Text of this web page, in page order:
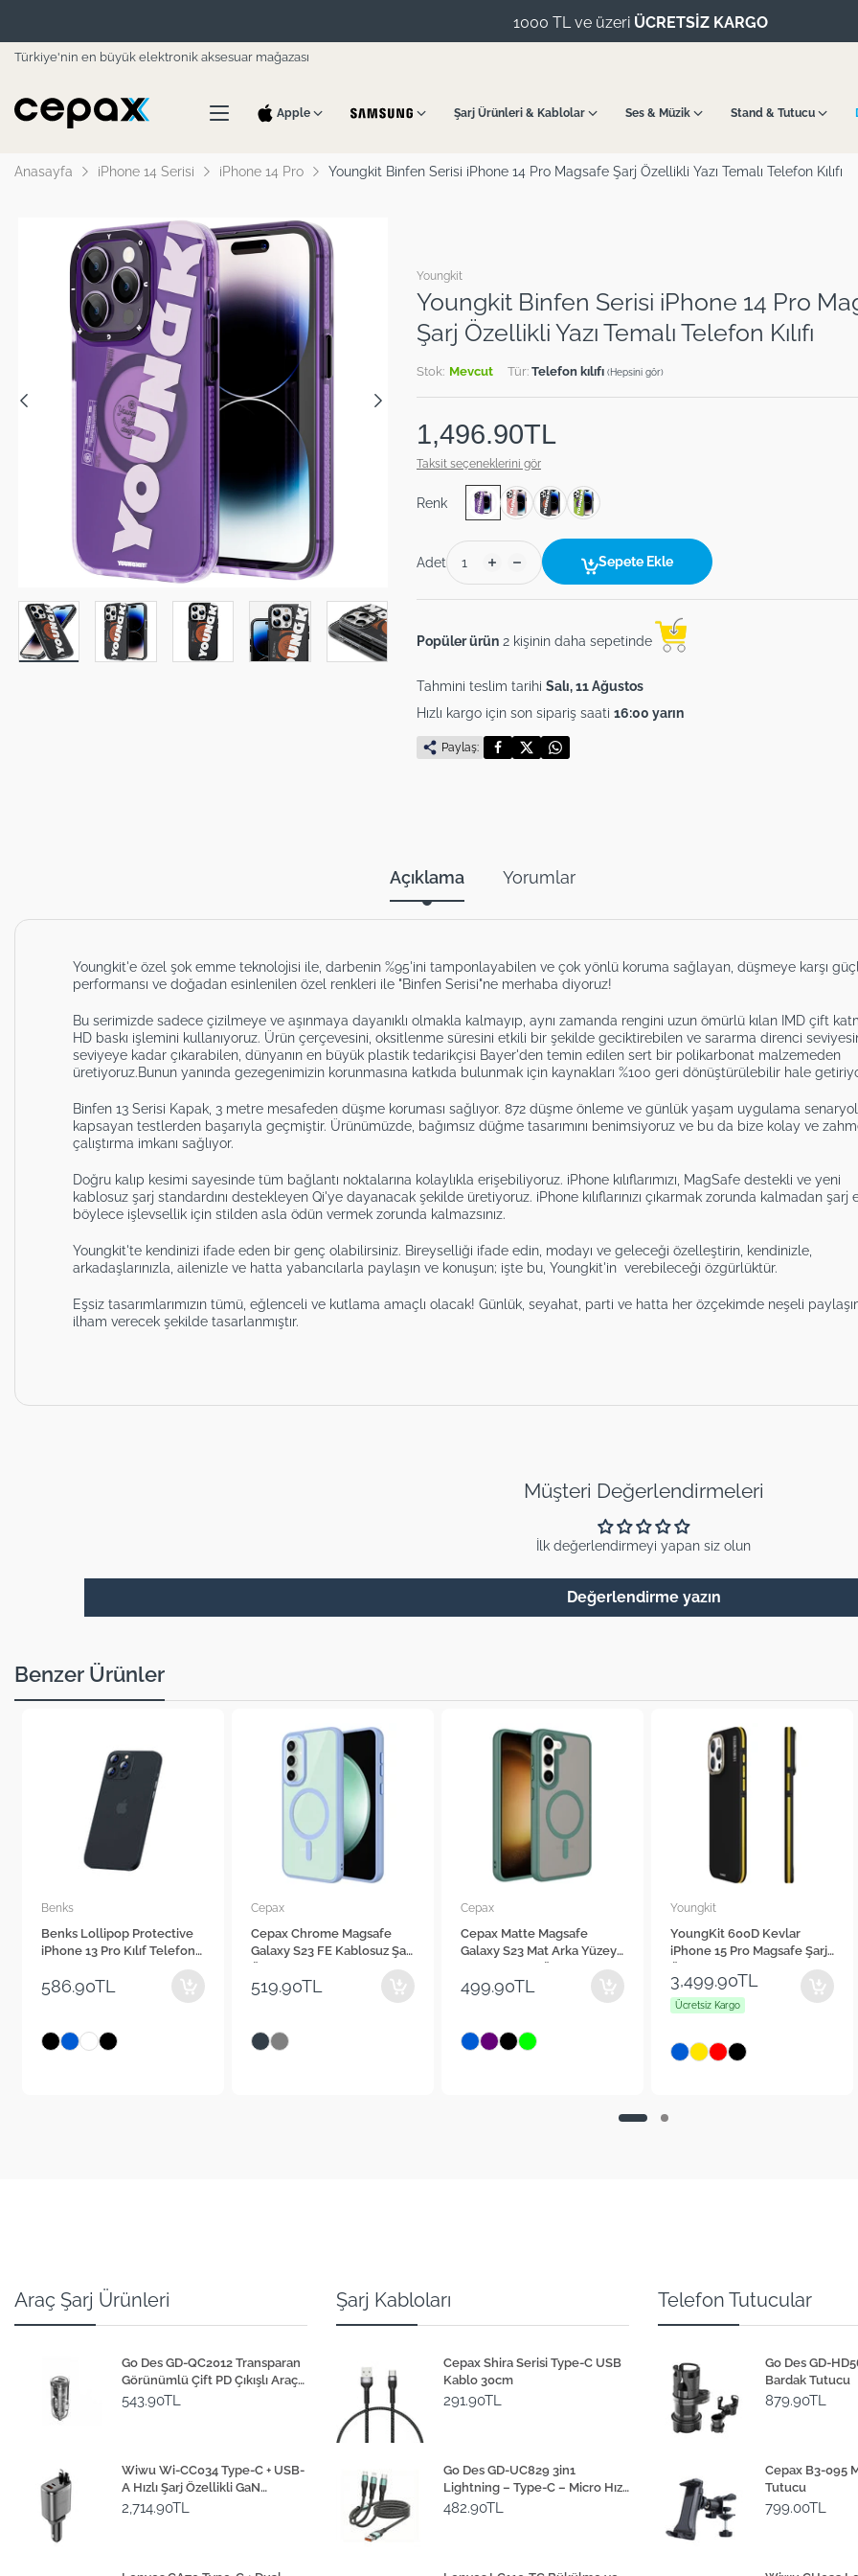
1000 TL ve üzeri ÜCRETSİZ KARGO
Türkiye'nin en büyük elektronik aksesuar mağazası
Apple Şarj Ürünleri & Kablolar Ses & Müzik Stand & Tutucu
Anasayfa iPhone 14 Serisi iPhone 14 Pro Youngkit Binfen Serisi iPhone 14 Pro Magsafe Şarj Özellikli Yazı Temalı Telefon Kılıfı
Youngkit
Youngkit Binfen Serisi iPhone 14 Pro
Şarj Özellikli Yazı Temalı Telefon Kılıfı
Stok: Mevcut Tür: Telefon kılıfı (Hepsini gör)
1,496.90TL
Taksit seçeneklerini gör
Renk
Adet Sepete Ekle
Popüler ürün 2 kişinin daha sepetinde
Tahmini teslim tarihi Salı, 11 Ağustos
Hızlı kargo için son sipariş saati 16:00 yarın
Paylaş:
Açıklama Yorumlar
Youngkit'e özel şok emme teknolojisi ile, darbenin %95'ini tamponlayabilen ve çok yönlü koruma sağlayan, düşmeye karşı
performansı ve doğadan esinlenilen özel renkleri ile "Binfen Serisi"ne merhaba diyoruz!
Bu serimizde sadece çizilmeye ve aşınmaya dayanıklı olmakla kalmayıp, aynı zamanda rengini uzun ömürlü kılan IMD çift
HD baskı işlemini kullanıyoruz. Ürün çerçevesini, oksitlenme süresini etkili bir şekilde geciktirebilen ve sararma direnci
seviyeye kadar çıkarabilen, dünyanın en büyük plastik tedarikçisi Bayer'den temin edilen sert bir polikarbonat malzemeden
üretiyoruz.Bunun yanında gezegenimizin korunmasına katkıda bulunmak için kaynakları %100 geri dönüştürülebilir hale
Binfen 13 Serisi Kapak, 3 metre mesafeden düşme koruması sağlıyor. 872 düşme önleme ve günlük yaşam uygulama
kapsayan testlerden başarıyla geçmiştir. Ürünümüzde, bağımsız düğme tasarımını benimsiyoruz ve bu da bize kolay ve
çalıştırma imkanı sağlıyor.
Doğru kalıp kesimi sayesinde tüm bağlantı noktalarına kolaylıkla erişebiliyoruz. iPhone kılıflarımızı, MagSafe destekli ve yeni
kablosuz şarj standardını destekleyen Qi'ye dayanacak şekilde üretiyoruz. iPhone kılıflarınızı çıkarmak zorunda kalmadan şarj
böylece işlevsellik için stilden asla ödün vermek zorunda kalmazsınız.
Youngkit'te kendinizi ifade eden bir genç olabilirsiniz. Bireyselliği ifade edin, modayı ve geleceği özelleştirin, kendinizle,
arkadaşlarınızla, ailenizle ve hatta yabancılarla paylaşın ve konuşun; işte bu, Youngkit'in verebileceği özgürlüktür.
Eşsiz tasarımlarımızın tümü, eğlenceli ve kutlama amaçlı olacak! Günlük, seyahat, parti ve hatta her özçekimde neşeli
ilham verecek şekilde tasarlanmıştır.
Müşteri Değerlendirmeleri
İlk değerlendirmeyi yapan siz olun
Değerlendirme yazın
Benzer Ürünler
Benks
Benks Lollipop Protective
iPhone 13 Pro Kılıf Telefon
586.90TL
Cepax
Cepax Chrome Magsafe
Galaxy S23 FE Kablosuz Şarj
Kılıfı
519.90TL
Cepax
Cepax Matte Magsafe
Galaxy S23 Mat Arka Yüzey
Telefon Kılıfı
499.90TL
Youngkit
YoungKit 600D Kevlar
iPhone 15 Pro Magsafe Şarj
3,499.90TL
Ücretsiz Kargo
Araç Şarj Ürünleri
Go Des GD-QC2012 Transparan
Görünümlü Çift PD Çıkışlı Araç
Şarj Başlığı 40W
543.90TL
Wiwu Wi-CC034 Type-C + USB-
A Hızlı Şarj Özellikli GaN
Teknolojili Dahili Kablolu Araç
2,714.90TL
Şarj Kabloları
Cepax Shira Serisi Type-C USB
Kablo 30cm
291.90TL
Go Des GD-UC829 3in1
Lightning – Type-C – Micro Hızlı
Şarj Kablosu 1M
482.90TL
Telefon Tutucular
Go Des GD-
Bardak Tutucu
879.90TL
Cepax B3-095
Tutucu
799.00TL